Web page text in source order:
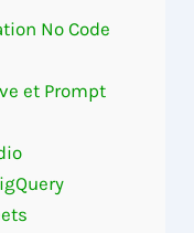
No Code
et Prompt